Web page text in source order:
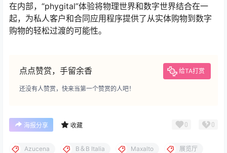
在内部，“phygital”体验将物理世界和数字世界结合在一
起，为私人客户和合同应用程序提供了从实体购物到数字
购物的轻松过渡的可能性。
点点赞赏，手留余香 给TA打赏
还没有人赞赏，快来当第一个赞赏的人吧！
海报分享 收藏 0 0
Azucena B＆B Italia Maxalto 展览厅